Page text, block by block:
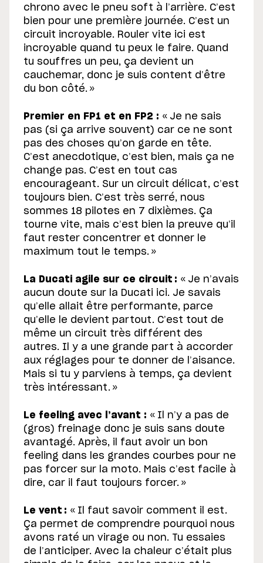
chrono avec le pneu soft à l’arrière. C’est
bien pour une première journée. C’est un
circuit incroyable. Rouler vite ici est
incroyable quand tu peux le faire. Quand
tu souffres un peu, ça devient un
cauchemar, donc je suis content d’être
du bon côté. »
Premier en FP1 et en FP2 : « Je ne sais
pas (si ça arrive souvent) car ce ne sont
pas des choses qu’on garde en tête.
C’est anecdotique, c’est bien, mais ça ne
change pas. C’est en tout cas
encourageant. Sur un circuit délicat, c’est
toujours bien. C’est très serré, nous
sommes 18 pilotes en 7 dixièmes. Ça
tourne vite, mais c’est bien la preuve qu’il
faut rester concentrer et donner le
maximum tout le temps. »
La Ducati agile sur ce circuit : « Je n’avais
aucun doute sur la Ducati ici. Je savais
qu’elle allait être performante, parce
qu’elle le devient partout. C’est tout de
même un circuit très différent des
autres. Il y a une grande part à accorder
aux réglages pour te donner de l’aisance.
Mais si tu y parviens à temps, ça devient
très intéressant. »
Le feeling avec l’avant : « Il n’y a pas de
(gros) freinage donc je suis sans doute
avantagé. Après, il faut avoir un bon
feeling dans les grandes courbes pour ne
pas forcer sur la moto. Mais c’est facile à
dire, car il faut toujours forcer. »
Le vent : « Il faut savoir comment il est.
Ça permet de comprendre pourquoi nous
avons raté un virage ou non. Tu essaies
de l’anticiper. Avec la chaleur c’était plus